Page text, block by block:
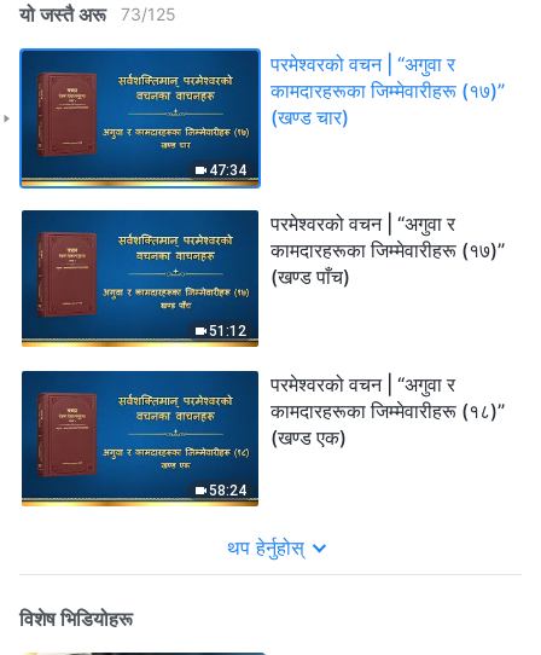
यो जस्तै अरू 73/125
47:34
परमेश्‍वरको वचन | “अगुवा र
कामदारहरूका जिम्‍मेवारीहरू (१७)”
(खण्ड चार)
51:12
परमेश्‍वरको वचन | “अगुवा र
कामदारहरूका जिम्‍मेवारीहरू (१७)”
(खण्ड पाँच)
58:24
परमेश्‍वरको वचन | “अगुवा र
कामदारहरूका जिम्‍मेवारीहरू (१८)”
(खण्ड एक)
थप हेर्नुहोस्
विशेष भिडियोहरू